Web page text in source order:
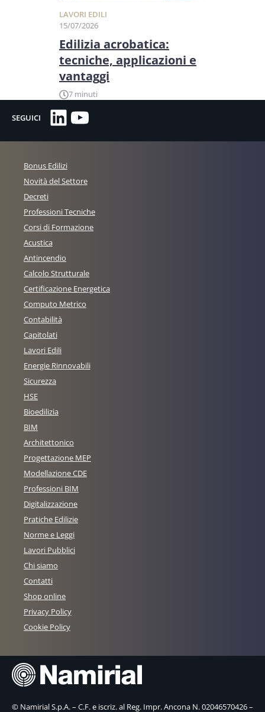
LAVORI EDILI
15/07/2026
Edilizia acrobatica:
tecniche, applicazioni e
vantaggi
7 minuti
SEGUICI LinkedIn
YouTube
Bonus Edilizi
Novità del Settore
Decreti
Professioni Tecniche
Corsi di Formazione
Acustica
Antincendio
Calcolo Strutturale
Certificazione Energetica
Computo Metrico
Contabilità
Capitolati
Lavori Edili
Energie Rinnovabili
Sicurezza
HSE
Bioedilizia
BIM
Architettonico
Progettazione MEP
Modellazione CDE
Professioni BIM
Digitalizzazione
Pratiche Edilizie
Norme e Leggi
Lavori Pubblici
Chi siamo
Contatti
Shop online
Privacy Policy
Cookie Policy
© Namirial S.p.A. – C.F. e iscriz. al Reg. Impr. Ancona N. 02046570426 –